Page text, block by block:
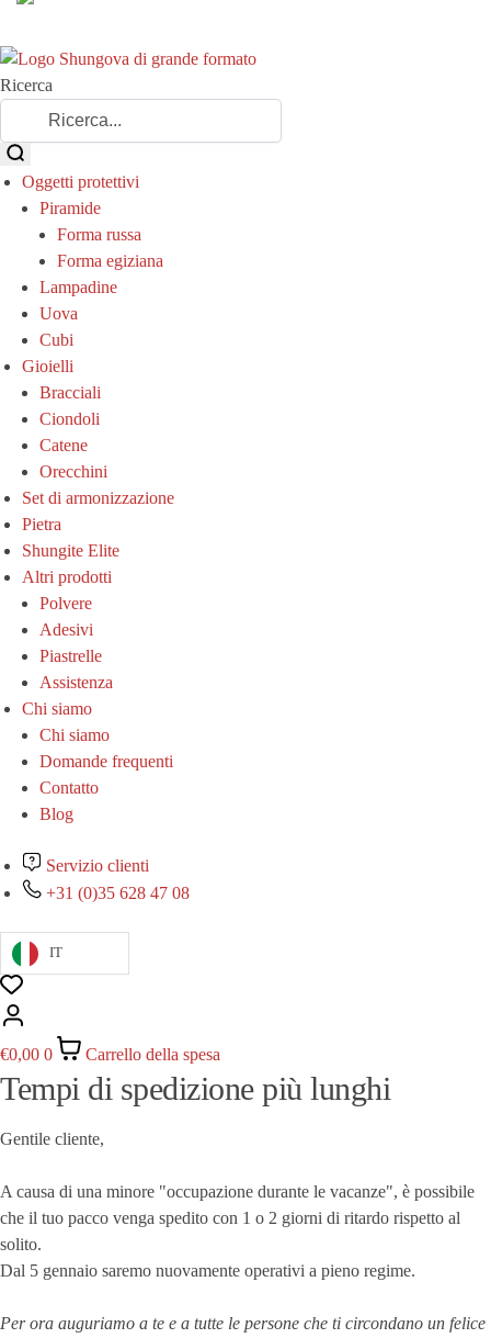
Ricerca
Oggetti protettivi
Piramide
Forma russa
Forma egiziana
Lampadine
Uova
Cubi
Gioielli
Bracciali
Ciondoli
Catene
Orecchini
Set di armonizzazione
Pietra
Shungite Elite
Altri prodotti
Polvere
Adesivi
Piastrelle
Assistenza
Chi siamo
Chi siamo
Domande frequenti
Contatto
Blog
Servizio clienti
+31 (0)35 628 47 08
IT
€0,00 0 Carrello della spesa
Tempi di spedizione più lunghi
Gentile cliente,
A causa di una minore "occupazione durante le vacanze", è possibile
che il tuo pacco venga spedito con 1 o 2 giorni di ritardo rispetto al
solito.
Dal 5 gennaio saremo nuovamente operativi a pieno regime.
Per ora auguriamo a te e a tutte le persone che ti circondano un felice